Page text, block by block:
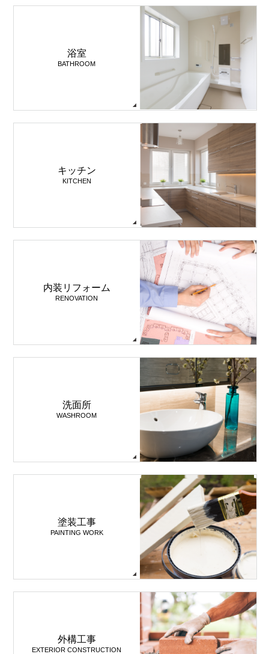
浴室
BATHROOM
キッチン
KITCHEN
内装リフォーム
RENOVATION
洗面所
WASHROOM
塗装工事
PAINTING WORK
外構工事
EXTERIOR CONSTRUCTION